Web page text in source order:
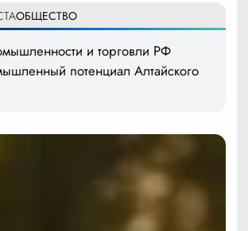
ОБЩЕСТВО
и торговли РФ
потенциал Алтайского